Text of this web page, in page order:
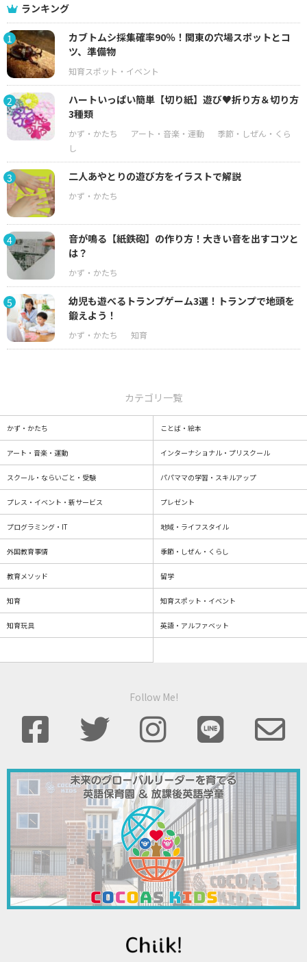
ランキング
1
カブトムシ採集確率90％！関東の穴場スポットとコ
ツ、準備物
2
ハートいっぱい簡単【切り紙】遊び♥折り方＆切り方
3種類
3 二人あやとりの遊び方をイラストで解説
4
音が鳴る【紙鉄砲】の作り方！大きい音を出すコツと
は？
5
幼児も遊べるトランプゲーム3選！トランプで地頭を
鍛えよう！
カテゴリ一覧
かず・かたち ことば・絵本
アート・音楽・運動 インターナショナル・プリスクール
スクール・ならいごと・受験 パパママの学習・スキルアップ
プレス・イベント・新サービス プレゼント
プログラミング・IT 地域・ライフスタイル
外国教育事情 季節・しぜん・くらし
教育メソッド 留学
知育 知育スポット・イベント
知育玩具 英語・アルファベット
Follow Me!